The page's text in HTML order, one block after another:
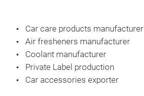
Car care products manufacturer
Air fresheners manufacturer
Coolant manufacturer
Private Label production
Car accessories exporter